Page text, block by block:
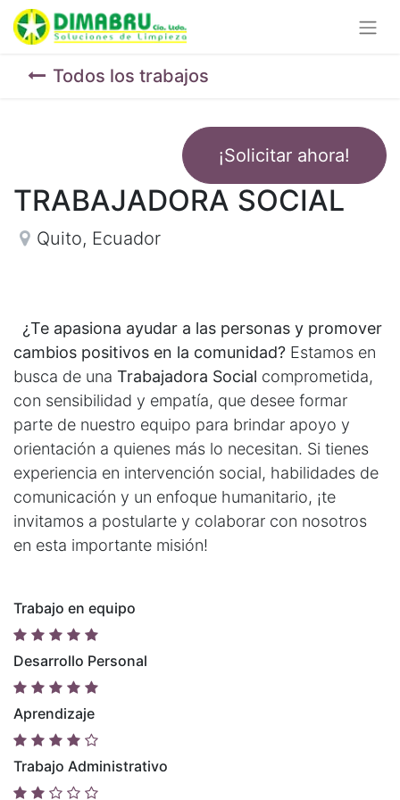
Todos los trabajos
¡Solicitar ahora!
TRABAJADORA SOCIAL
Quito, Ecuador
¿Te apasiona ayudar a las personas y promover
cambios positivos en la comunidad? Estamos en
busca de una Trabajadora Social comprometida,
con sensibilidad y empatía, que desee formar
parte de nuestro equipo para brindar apoyo y
orientación a quienes más lo necesitan. Si tienes
experiencia en intervención social, habilidades de
comunicación y un enfoque humanitario, ¡te
invitamos a postularte y colaborar con nosotros
en esta importante misión!
Trabajo en equipo
Desarrollo Personal
Aprendizaje
Trabajo Administrativo